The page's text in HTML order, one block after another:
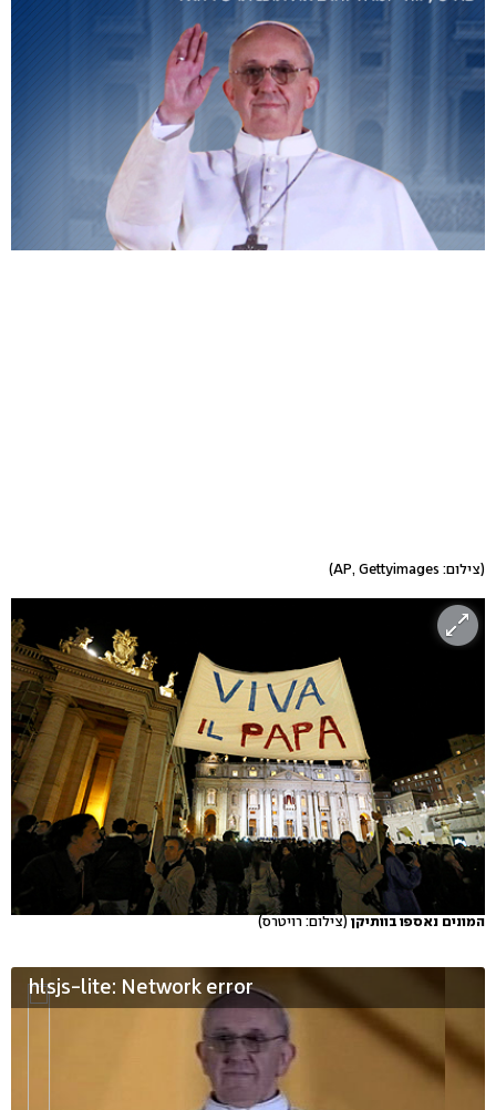
(צילום: AP, Gettyimages)
המונים נאספו בוותיקן(צילום: רויטרס)
hlsjs-lite: Network error